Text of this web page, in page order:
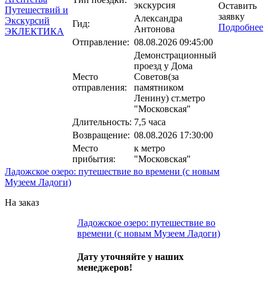
экскурсия
Гид:
Александра
Антонова
Отправление: 08.08.2026 09:45:00
Место
отправления:
Демонстрационный
проезд у Дома
Советов(за
памятником
Ленину) ст.метро
"Московская"
Длительность: 7,5 часа
Возвращение: 08.08.2026 17:30:00
Место
прибытия:
к метро
"Московская"
Оставить
заявку
Подробнее
Ладожское озеро: путешествие во времени (с новым
Музеем Ладоги)
На заказ
Ладожское озеро: путешествие во
времени (с новым Музеем Ладоги)
Дату уточняйте у наших
менеджеров!